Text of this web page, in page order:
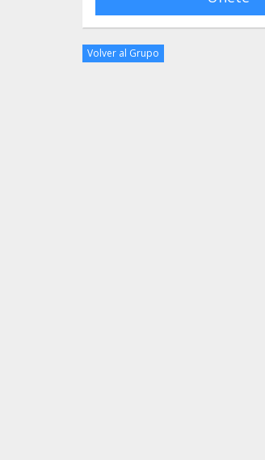
Volver al Grupo